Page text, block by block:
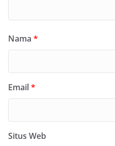
Nama *
Email*
Situs Web